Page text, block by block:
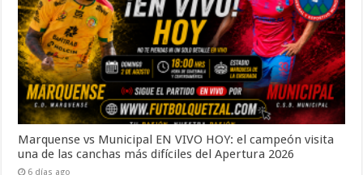
Marquense vs Municipal EN VIVO HOY: el campeón visita
una de las canchas más difíciles del Apertura 2026
6 días ago